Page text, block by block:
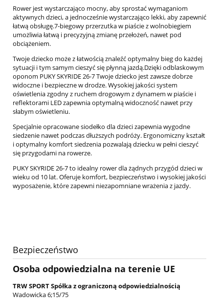
Rower jest wystarczająco mocny, aby sprostać wymaganiom
aktywnych dzieci, a jednocześnie wystarczająco lekki, aby zapewnić
łatwą obsługę.7-biegowy przerzutka w piaście z wolnobiegiem
umożliwia łatwą i precyzyjną zmianę przełożeń, nawet pod
obciążeniem.
Twoje dziecko może z łatwością znaleźć optymalny bieg do każdej
sytuacji i tym samym cieszyć się płynną jazdą.Dzięki odblaskowym
oponom PUKY SKYRIDE 26-7 Twoje dziecko jest zawsze dobrze
widoczne i bezpieczne w drodze. Wysokiej jakości system
oświetlenia zgodny z ruchem drogowym z dynamem w piaście i
reflektorami LED zapewnia optymalną widoczność nawet przy
słabym oświetleniu.
Specjalnie opracowane siodełko dla dzieci zapewnia wygodne
siedzenie nawet podczas dłuższych podróży. Ergonomiczny kształt
i optymalny komfort siedzenia pozwalają dziecku w pełni cieszyć
się przygodami na rowerze.
PUKY SKYRIDE 26-7 to idealny rower dla żądnych przygód dzieci w
wieku od 10 lat. Oferuje komfort, bezpieczeństwo i wysokiej jakości
wyposażenie, które zapewni niezapomniane wrażenia z jazdy.
Bezpieczeństwo
Osoba odpowiedzialna na terenie UE
TRW SPORT Spółka z ograniczoną odpowiedzialnością
Wadowicka 6;15/75